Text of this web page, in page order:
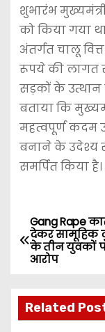
शुभारंभ
को किया गया
अंतर्गत चालू
रूपये की लागत से
सड़कों के उत्थान
बताया कि
महत्वपूर्ण कदम
बनाने के उदेश्य
समर्पित किया है।
P
o
t
Gang Rape
देकर सामूहिक
के तीन युवकों
आरोप
Related